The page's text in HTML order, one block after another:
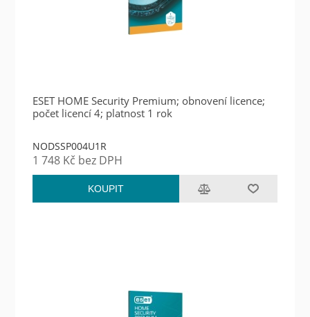
ESET HOME Security Premium; obnovení licence;
počet licencí 4; platnost 1 rok
NODSSP004U1R
1 748 Kč bez DPH
KOUPIT